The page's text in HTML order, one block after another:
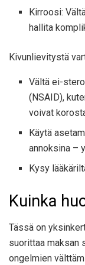
Kirroosi:
hallita
Kivunlievitystä
Vältä ei-
(NSAID),
voivat
Käytä
annoksina –
Kysy
Kuinka
Tässä on
suorittaa maksan
ongelmien